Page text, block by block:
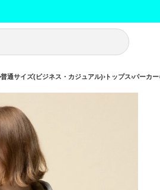
普通サイズ(ビジネス・カジュアル) トップス パーカー